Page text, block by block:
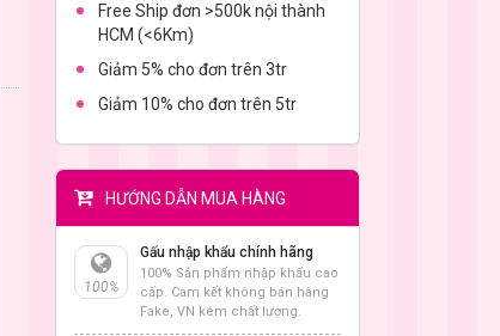
Free Ship đơn >500k nội thành
HCM (<6Km)
Giảm 5% cho đơn trên 3tr
Giảm 10% cho đơn trên 5tr
HƯỚNG DẪN MUA HÀNG
100%
Gấu nhập khẩu chính hãng
100% Sản phẩm nhập khẩu cao
cấp. Cam kết không bán hàng
Fake, VN kém chất lượng.